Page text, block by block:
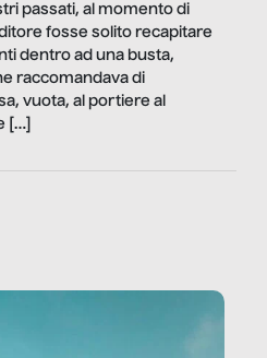
passati, al momento di
fosse solito recapitare
dentro ad una busta,
raccomandava di
vuota, al portiere al
[…]